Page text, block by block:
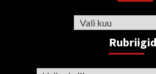
Arhiiv
Rubriigid